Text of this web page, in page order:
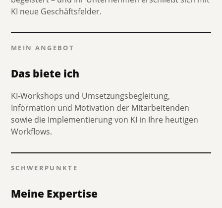
KI neue Geschäftsfelder.
MEIN ANGEBOT
Das biete ich
KI-Workshops und Umsetzungsbegleitung,
Information und Motivation der Mitarbeitenden
sowie die Implementierung von KI in Ihre heutigen
Workflows.
SCHWERPUNKTE
Meine Expertise